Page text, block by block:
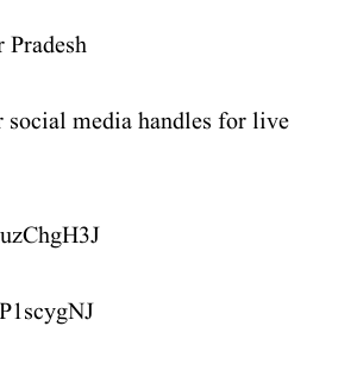
Pradesh
social media handles for live